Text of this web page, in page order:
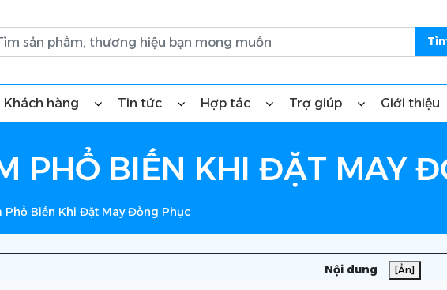
Khách hàng Tin tức Hợp tác Trợ giúp Giới thiệu
PHỔ BIẾN KHI ĐẶT MAY
Phổ Biến Khi Đặt May Đồng Phục
Nội dung [Ẩn]